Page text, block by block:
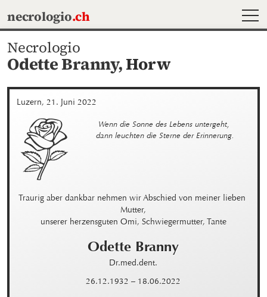
necrologio.ch
Necrologio
Odette Branny,Horw
Luzern, 21. Juni 2022
Wenn die Sonne des Lebens untergeht,
dann leuchten die Sterne der Erinnerung.
Traurig aber dankbar nehmen wir Abschied von meiner lieben
Mutter,
unserer herzensguten Omi, Schwiegermutter, Tante
Odette Branny
Dr.med.dent.
26.12.1932 – 18.06.2022